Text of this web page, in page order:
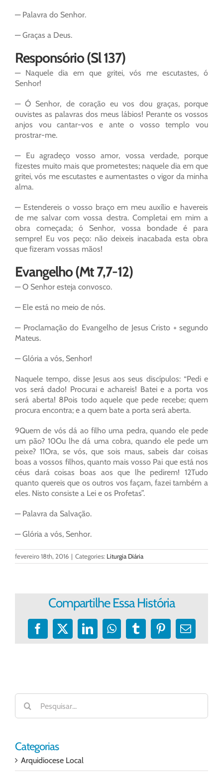
— Palavra do Senhor.
— Graças a Deus.
Responsório (Sl 137)
— Naquele dia em que gritei, vós me escutastes, ó
Senhor!
— Ó Senhor, de coração eu vos dou graças, porque
ouvistes as palavras dos meus lábios! Perante os vossos
anjos vou cantar-vos e ante o vosso templo vou
prostrar-me.
— Eu agradeço vosso amor, vossa verdade, porque
fizestes muito mais que prometestes; naquele dia em que
gritei, vós me escutastes e aumentastes o vigor da minha
alma.
— Estendereis o vosso braço em meu auxílio e havereis
de me salvar com vossa destra. Completai em mim a
obra começada; ó Senhor, vossa bondade é para
sempre! Eu vos peço: não deixeis inacabada esta obra
que fizeram vossas mãos!
Evangelho (Mt 7,7-12)
— O Senhor esteja convosco.
— Ele está no meio de nós.
— Proclamação do Evangelho de Jesus Cristo + segundo
Mateus.
— Glória a vós, Senhor!
Naquele tempo, disse Jesus aos seus discípulos: “Pedi e
vos será dado! Procurai e achareis! Batei e a porta vos
será aberta! 8Pois todo aquele que pede recebe; quem
procura encontra; e a quem bate a porta será aberta.
9Quem de vós dá ao filho uma pedra, quando ele pede
um pão? 10Ou lhe dá uma cobra, quando ele pede um
peixe? 11Ora, se vós, que sois maus, sabeis dar coisas
boas a vossos filhos, quanto mais vosso Pai que está nos
céus dará coisas boas aos que lhe pedirem! 12Tudo
quanto quereis que os outros vos façam, fazei também a
eles. Nisto consiste a Lei e os Profetas”.
— Palavra da Salvação.
— Glória a vós, Senhor.
fevereiro 18th, 2016 | Categories: Liturgia Diária
Compartilhe Essa História
Facebook
X LinkedInWhatsApp
TumblrPinterest
E-
Buscar
resultados
para:
Categorias
Arquidiocese Local